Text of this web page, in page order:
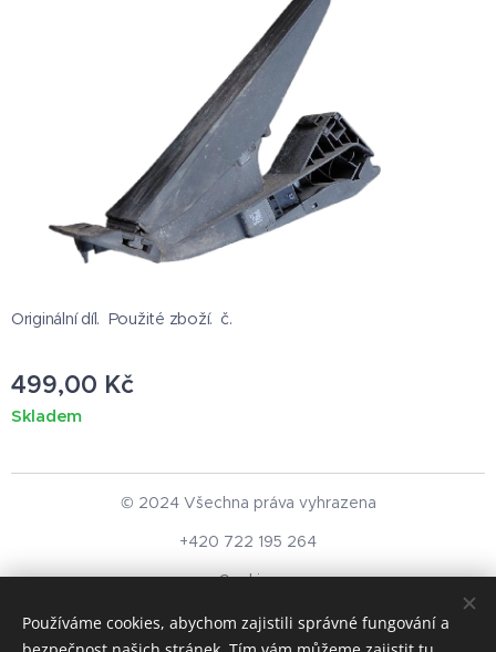
Originální díl. Použité zboží. č.
499,00 Kč
Skladem
© 2024 Všechna práva vyhrazena
+420 722 195 264
Cookies
Měna
Používáme cookies, abychom zajistili správné fungování a